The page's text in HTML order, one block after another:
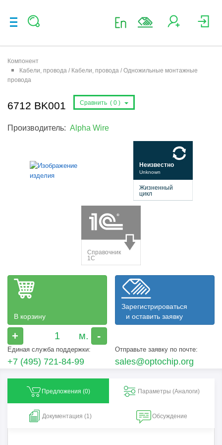
Компонент
Кабели, провода / Кабели, провода / Одножильные монтажные
провода
6712 BK001 Сравнить ( 0 )
Производитель: Alpha Wire
В корзину
+ -
Зарегистрироваться
и оставить заявку
Единая служба поддержки:
+7 (495) 721-84-99
Отправьте заявку по почте:
sales@optochip.org
Предложения (0) Параметры (Aналоги)
Документация (1) Обсуждение